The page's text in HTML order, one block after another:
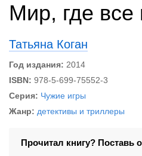
Мир, где все
Татьяна Коган
Год издания: 2014
ISBN: 978-5-699-75552-3
Серия: Чужие игры
Жанр: детективы и триллеры
Прочитал книгу? Поставь